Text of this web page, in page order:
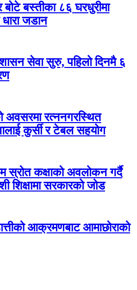
बस्तीका ८६ घरधुरीमा
जडान
सेवा सुरु, पहिलो दिनमै ६
अवसरमा रत्ननगरस्थित
कुर्सी र टेबल सहयोग
स्रोत कक्षाको अवलोकन गर्दै
शिक्षामा सरकारको जोड
आक्रमणबाट आमाछोराको